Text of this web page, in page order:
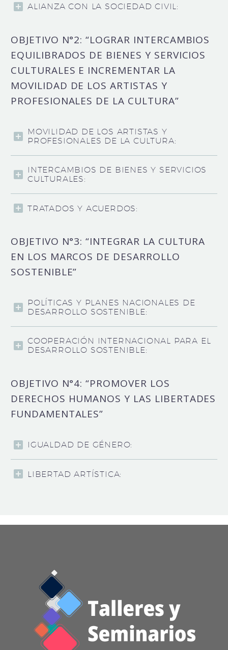
ALIANZA CON LA SOCIEDAD CIVIL:
OBJETIVO N°2: “LOGRAR INTERCAMBIOS
EQUILIBRADOS DE BIENES Y SERVICIOS
CULTURALES E INCREMENTAR LA
MOVILIDAD DE LOS ARTISTAS Y
PROFESIONALES DE LA CULTURA”
MOVILIDAD DE LOS ARTISTAS Y
PROFESIONALES DE LA CULTURA:
INTERCAMBIOS DE BIENES Y SERVICIOS
CULTURALES:
TRATADOS Y ACUERDOS:
OBJETIVO N°3: “INTEGRAR LA CULTURA
EN LOS MARCOS DE DESARROLLO
SOSTENIBLE”
POLÍTICAS Y PLANES NACIONALES DE
DESARROLLO SOSTENIBLE:
COOPERACIÓN INTERNACIONAL PARA EL
DESARROLLO SOSTENIBLE:
OBJETIVO N°4: “PROMOVER LOS
DERECHOS HUMANOS Y LAS LIBERTADES
FUNDAMENTALES”
IGUALDAD DE GÉNERO:
LIBERTAD ARTÍSTICA: